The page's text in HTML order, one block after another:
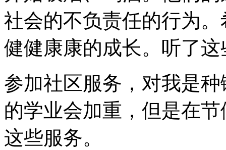
社会的不负责任的行为
健健康康的成长。听了
参加社区服务，对我是
的学业会加重，但是在
这些服务。